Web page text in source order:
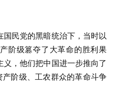
民党的黑暗统治下，当时以
阶级篡夺了大革命的胜利果
，他们把中国进一步推向了
产阶级、工农群众的革命斗争